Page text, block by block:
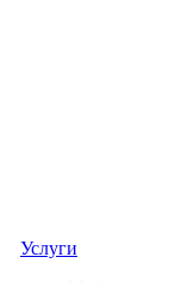
Услуги